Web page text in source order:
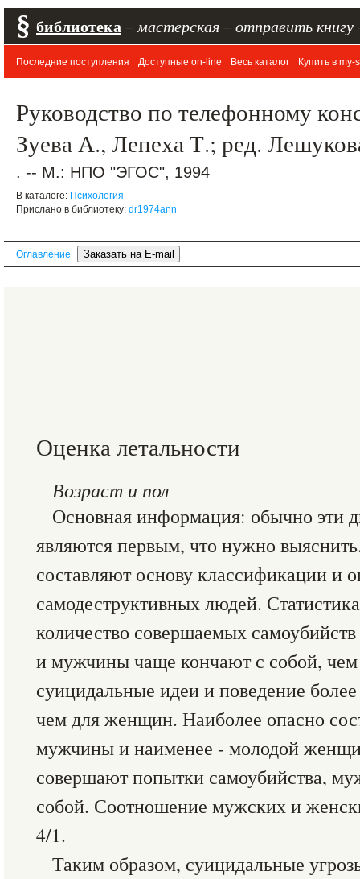
§ библиотека мастерская отправить книгу
Последние поступления Доступные on-line Весь каталог Купить в my-
Руководство по телефонному
Зуева А., Лепеха Т.; ред.
. -- М.: НПО "ЭГОС", 1994
В каталоге: Психология
Прислано в библиотеку: dr1974ann
Оглавление
Оценка летальности
Возраст и пол
Основная информация: обычно эти
являются первым, что нужно
составляют основу классификации и
самодеструктивных людей.
количество совершаемых
и мужчины чаще кончают с собой,
суицидальные идеи и поведение
чем для женщин. Наиболее опасно
мужчины и наименее - молодой
совершают попытки самоубийства,
собой. Соотношение мужских и
4/1.
Таким образом, суицидальные